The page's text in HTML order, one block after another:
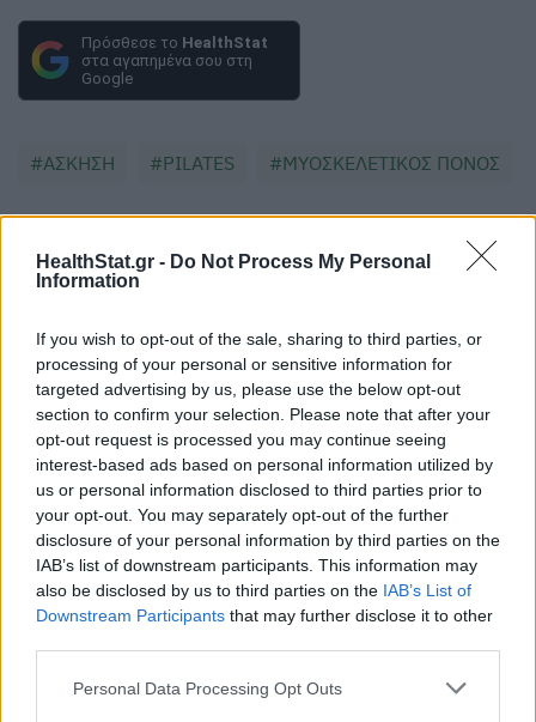
HealthStat.gr - Do Not Process My Personal
Information
If you wish to opt-out of the sale, sharing to third parties, or
processing of your personal or sensitive information for
targeted advertising by us, please use the below opt-out
section to confirm your selection. Please note that after your
opt-out request is processed you may continue seeing
interest-based ads based on personal information utilized by
us or personal information disclosed to third parties prior to
your opt-out. You may separately opt-out of the further
disclosure of your personal information by third parties on the
IAB’s list of downstream participants. This information may
also be disclosed by us to third parties on the IAB’s List of
Downstream Participants that may further disclose it to other
Personal Data Processing Opt Outs
Πρόσθεσε το HealthStat
στα αγαπημένα σου στη
Google
ΑΣΚΗΣΗ PILATES ΜΥΟΣΚΕΛΕΤΙΚΟΣ ΠΟΝΟΣ
ΠΕΡΙΣΣΟΤΕΡΑ ΣΤΗΝ ΙΔΙΑ ΚΑΤΗΓΟΡΙΑ
Σύνδρομο καρπιαίου σωλήνα:
Αιτίες, συμπτώματα και πρόληψη
06 Ιουνίου 2026
Η πιο απλή συνταγή για σαρδέλες
παντρεμένες στο φούρνο
04 Ιουνίου 2026